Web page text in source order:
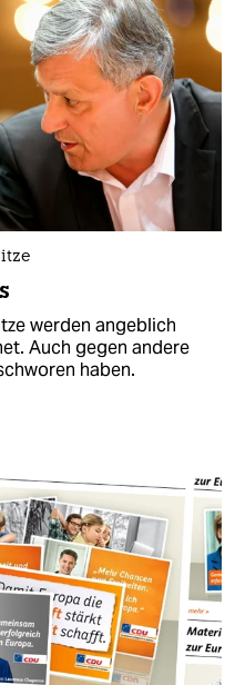
werden angeblich
Auch gegen andere
haben.